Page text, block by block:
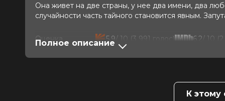
Она живет на две страны, у нее два имени, два
случайности часть тайного становится явным.
Оценка 5.9 / 10 (3 991 голос) 6.2 / 10
Год
2021
Страна
Франция, Бельгия, Швейцария
Жюстен Торан, Жоэль Бертосса,
Полное описание
К